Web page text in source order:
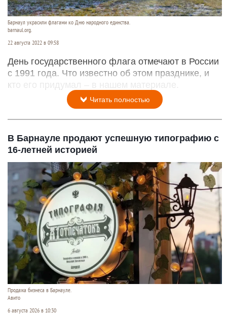
Барнаул украсили флагами ко Дню народного единства.
barnaul.org.
22 августа 2022 в 09:58
День государственного флага отмечают в России
с 1991 года. Что известно об этом празднике, и
кто его придумал – в нашем материале.
Читать полностью
В Барнауле продают успешную типографию с
16-летней историей
Продажа бизнеса в Барнауле.
Авито
6 августа 2026 в 10:30